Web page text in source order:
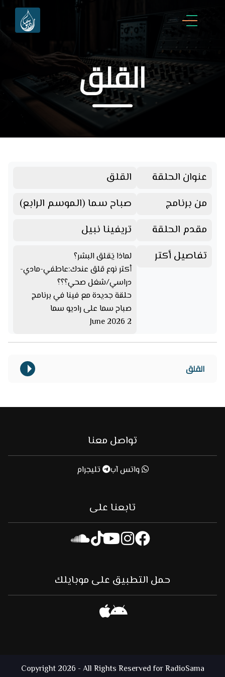
القلق
عنوان الحلقة
القلق
من برنامج
صباح سما (الموسم الرابع)
مقدم الحلقة
تريفينا نبيل
تفاصيل أكتر
لماذا يَقلق البشر؟
أكتر نوع قلق عندك:عاطفي-مادي-
دراسي/شغل صحي؟؟؟
حلقة جديدة مع فينا في برنامج
صباح سما على راديو سما
2 June 2026
القلق
تواصل معنا
واتس آب تليجرام
تابعنا على
حمل التطبيق على موبايلك
Copyright 2026 - All Rights Reserved for RadioSama